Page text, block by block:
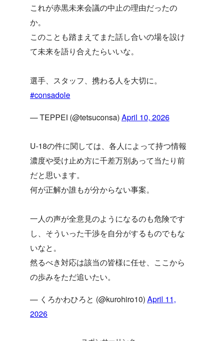
これが赤黒未来会議の中止の理由だったの
か。
このことも踏まえてまた話し合いの場を設け
て未来を語り合えたらいいな。
選手、スタッフ、携わる人を大切に。
#consadole
— TEPPEI (@tetsuconsa) April 10, 2026
U-18の件に関しては、各人によって持つ情報
濃度や受け止め方に千差万別あって当たり前
だと思います。
何が正解か誰もが分からない事案。
一人の声が全意見のようになるのも危険です
し、そういった干渉を自分がするものでもな
いなと。
然るべき対応は該当の皆様に任せ、ここから
の歩みをただ追いたい。
— くろかわひろと (@kurohiro10) April 11,
2026